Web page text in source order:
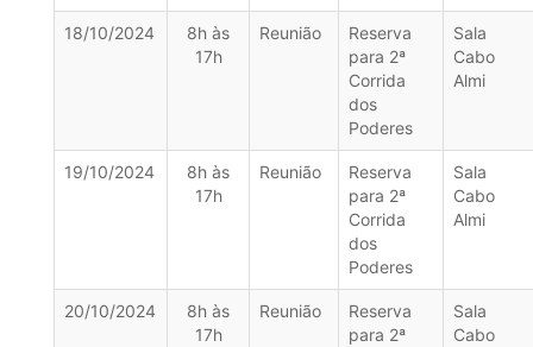
18/10/2024
8h às
17h
Reunião
Reserva
para 2ª
Corrida
dos
Poderes
Sala
Cabo
Almi
19/10/2024
8h às
17h
Reunião
Reserva
para 2ª
Corrida
dos
Poderes
Sala
Cabo
Almi
20/10/2024
8h às
17h
Reunião
Reserva
para 2ª
Sala
Cabo